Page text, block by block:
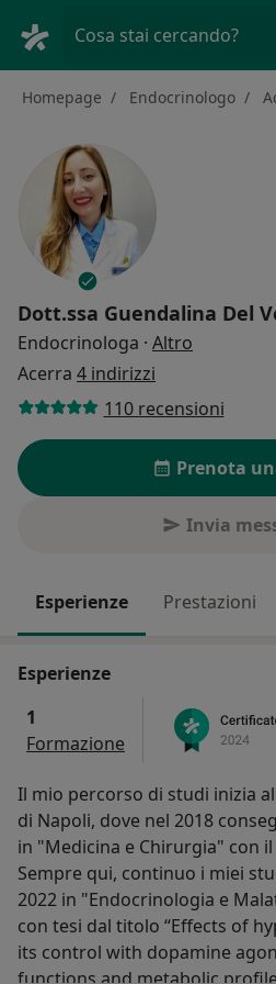
Cosa stai cercando?
Homepage Endocrinologo
Dott.ssa Guendalina Del
Endocrinologa · Altro
Acerra 4 indirizzi
110 recensioni
Prenota
Invia
Esperienze Prestazioni
Esperienze
1
Formazione
Il mio percorso di studi inizia
di Napoli, dove nel 2018
in "Medicina e Chirurgia" con
Sempre qui, continuo i miei
2022 in "Endocrinologia e
con tesi dal titolo “Effects of
its control with dopamine
functions and metabolic